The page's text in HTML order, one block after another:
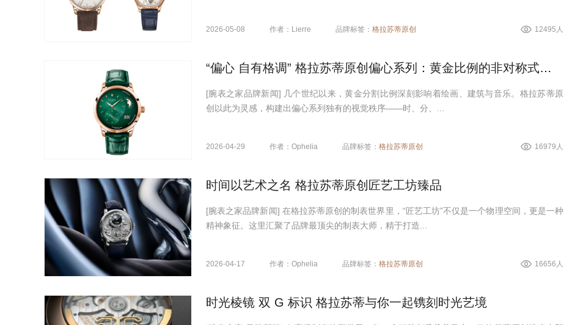
2026-05-08 作者：Lierre 品牌标签： 格拉苏蒂原创 12495人
“偏心 自有格调” 格拉苏蒂原创偏心系列：黄金比例的非对称式叙事
[腕表之家品牌新闻] 几个世纪以来，黄金分割比例深刻影响着绘画、建筑与音乐。格拉苏蒂原
创以此为灵感，构建出偏心系列独有的视觉秩序——时、分、...
2026-04-29 作者：Ophelia 品牌标签： 格拉苏蒂原创 16979人
时间以艺术之名 格拉苏蒂原创匠艺工坊臻品
[腕表之家品牌新闻] 在格拉苏蒂原创的制表世界里，“匠艺工坊”不仅是一个物理空间，更是一种
精神象征。这里汇聚了品牌最顶尖的制表大师，精于打造...
2026-04-17 作者：Ophelia 品牌标签： 格拉苏蒂原创 16656人
时光棱镜 双 G 标识 格拉苏蒂与你一起镌刻时光艺境